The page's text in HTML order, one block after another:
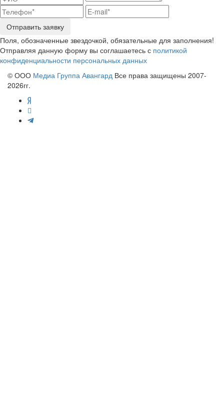
Отправить заявку
Поля, обозначенные звездочкой, обязательные для заполнения!
Отправляя данную форму вы соглашаетесь с политикой
конфиденциальности персональных данных
© ООО Медиа Группа Авангард Все права защищены 2007-
2026гг.